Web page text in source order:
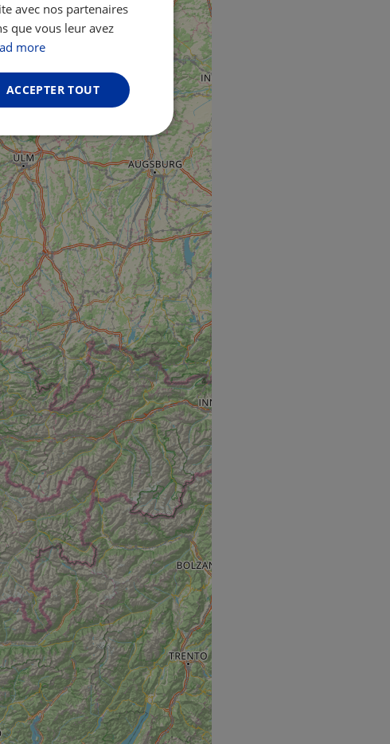
FRENCH
avec nos partenaires
que vous leur avez
more
ACCEPTER TOUT
Non classifiés
classifiés
des utilisateurs et
nécessaires.
web development
protect a site against
web forms.
challenge-response
website's traffic is
bots. It is part of
humans and bots.
to make valid reports
humans and bots.
to make valid reports
use cases after the
stickiness cookies
features named
used by sites written
Usually used to
by the server.
clients à l'utilisation de
Script.com pour
des visiteurs en